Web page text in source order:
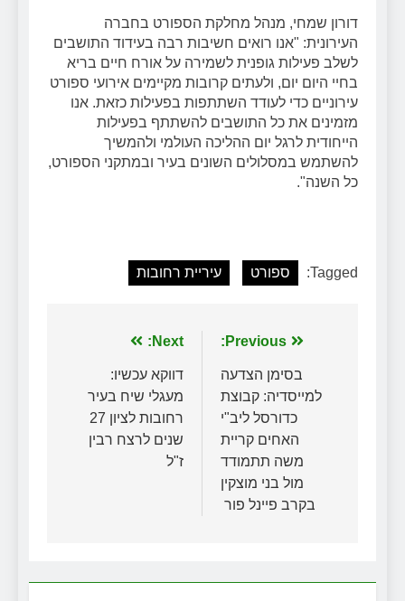
דורון שמחי, מנהל מחלקת הספורט בחברה
העירונית: "אנו רואים חשיבות רבה בעידוד התושבים
לשלב פעילות גופנית לשמירה על אורח חיים בריא
בחיי היום יום, ולעתים קרובות מקיימים אירועי ספורט
עירוניים כדי לעודד השתתפות בפעילות כזאת. אנו
מזמינים את כל התושבים להשתתף בפעילות
הייחודית לרגל יום ההליכה העולמי ולהמשיך
להשתמש במסלולים השונים בעיר ובמתקני הספורט,
כל השנה".
Tagged: ספורט עיריית רחובות
ניווט Previous:
בסימן הצדעה
למייסדיה: קבוצת
כדורסל ליב"י
האחים קריית
משה תתמודד
מול בני מוצקין
בקרב פיינל פור
Next:
דווקא עכשיו:
מעגלי שיח בעיר
רחובות לציון 27
שנים לרצח רבין
ז"ל